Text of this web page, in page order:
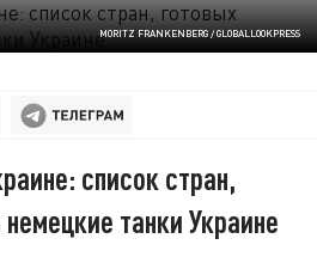
MORITZ FRANKENBERG / GLOBALLOOKPRESS
список стран,
танки Украине